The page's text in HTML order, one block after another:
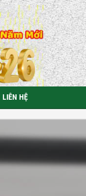
LIÊN HỆ